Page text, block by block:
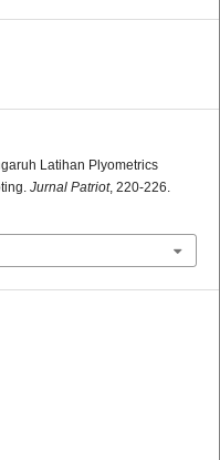
Latihan Plyometrics
Jurnal Patriot, 220-226.